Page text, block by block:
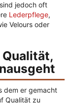
jedoch oft
Lederpflege,
Velours oder
dem er gemacht
Qualität zu